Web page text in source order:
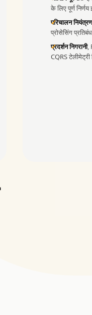
के लिए पूर्ण
परिचालन नियंत्रण
प्रोसेसिंग
प्रदर्शन निगरानी,
CQRS